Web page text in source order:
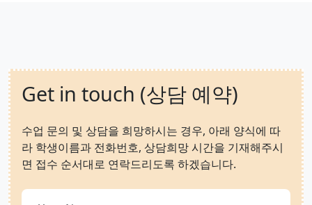
Get in touch (상담 예약)
수업 문의 및 상담을 희망하시는 경우, 아래 양식에 따
라 학생이름과 전화번호, 상담희망 시간을 기재해주시
면 접수 순서대로 연락드리도록 하겠습니다.